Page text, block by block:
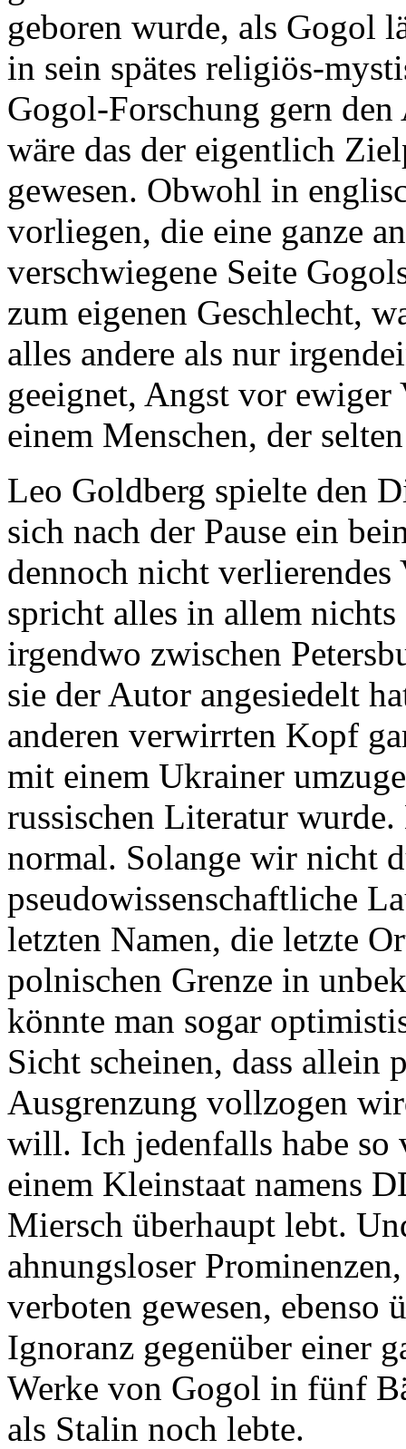
geboren wurde, als Gogol
in sein spätes religiös-
Gogol-Forschung gern
wäre das der eigentlich
gewesen. Obwohl in
vorliegen, die eine ganze
verschwiegene Seite
zum eigenen Geschlecht,
alles andere als nur
geeignet, Angst vor
einem Menschen, der
Leo Goldberg spielte den
sich nach der Pause ein
dennoch nicht verlierendes
spricht alles in allem
irgendwo zwischen
sie der Autor angesiedelt
anderen verwirrten Kopf
mit einem Ukrainer
russischen Literatur
normal. Solange wir nicht
pseudowissenschaftliche
letzten Namen, die letzte
polnischen Grenze in
könnte man sogar
Sicht scheinen, dass allein
Ausgrenzung vollzogen
will. Ich jedenfalls habe so
einem Kleinstaat namens
Miersch überhaupt lebt.
ahnungsloser
verboten gewesen, ebenso
Ignoranz gegenüber einer
Werke von Gogol in fünf
als Stalin noch lebte.